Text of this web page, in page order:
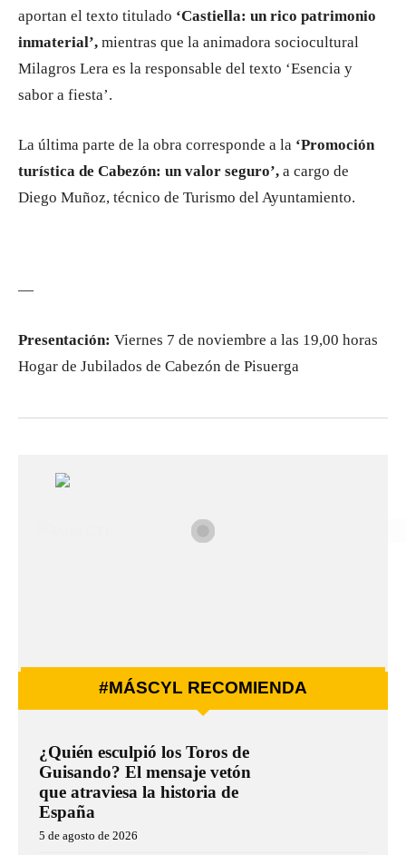
aportan el texto titulado ‘Castiella: un rico patrimonio
inmaterial’, mientras que la animadora sociocultural
Milagros Lera es la responsable del texto ‘Esencia y
sabor a fiesta’.
La última parte de la obra corresponde a la ‘Promoción
turística de Cabezón: un valor seguro’, a cargo de
Diego Muñoz, técnico de Turismo del Ayuntamiento.
—
Presentación: Viernes 7 de noviembre a las 19,00 horas
Hogar de Jubilados de Cabezón de Pisuerga
#MÁSCYL RECOMIENDA
¿Quién esculpió los Toros de
Guisando? El mensaje vetón
que atraviesa la historia de
España
5 de agosto de 2026